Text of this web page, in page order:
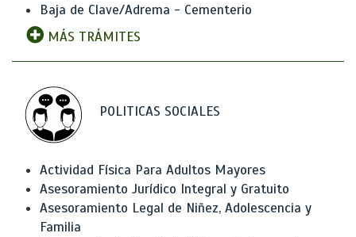
Baja de Clave/Adrema - Cementerio
MÁS TRÁMITES
POLITICAS SOCIALES
Actividad Física Para Adultos Mayores
Asesoramiento Jurídico Integral y Gratuito
Asesoramiento Legal de Niñez, Adolescencia y
Familia